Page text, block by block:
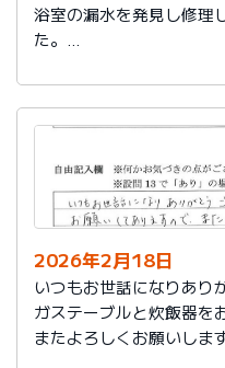
浴室の漏水を発見し修理
た。
かったです。
これからもよろしくお願
2026年2月18日
いつもお世話になりあり
ガステーブルと炊飯器を
またよろしくお願いしま